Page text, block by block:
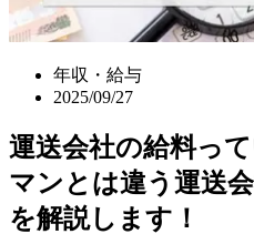
年収・給与
2025/09/27
運送会社の給料っ
マンとは違う運送
を解説します！